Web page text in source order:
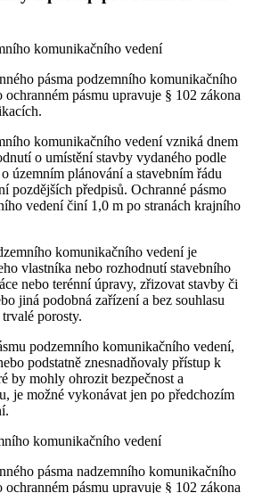
komunikačního vedení
pásma podzemního komunikačního
pásmu upravuje § 102 zákona
komunikačního vedení vzniká dnem
o umístění stavby vydaného podle
územním plánování a stavebním řádu
pozdějších předpisů. Ochranné pásmo
vedení činí 1,0 m po stranách krajního
komunikačního vedení je
vlastníka nebo rozhodnutí stavebního
nebo terénní úpravy, zřizovat stavby či
jiná podobná zařízení a bez souhlasu
porosty.
podzemního komunikačního vedení,
podstatně znesnadňovaly přístup k
by mohly ohrozit bezpečnost a
je možné vykonávat jen po předchozím
komunikačního vedení
pásma nadzemního komunikačního
pásmu upravuje § 102 zákona